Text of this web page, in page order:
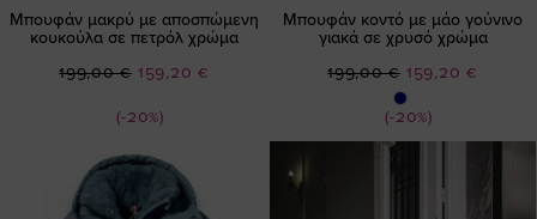
Μπουφάν μακρύ με αποσπώμενη
κουκούλα σε πετρόλ χρώμα
(-20%)
Ειδική
159,20 €
199,00 €
Μπουφάν κοντό με μάο γούνινο
γιακά σε χρυσό χρώμα
(-20%)
Ειδική
Τιμή
159,20 €
199,00 €